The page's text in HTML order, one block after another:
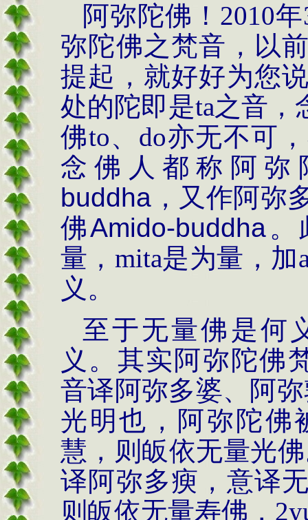
阿弥陀佛！ 2010年
弥陀佛之梵音，以
提起，就好好为您
处的陀即是ta之音，
佛to、 do亦无不可
念佛人都称阿
buddha ，又作阿弥
佛Amido-buddha
量， mita是为量，加
义。
至于无量佛是何
义。其实阿弥陀佛
音译阿弥多婆、阿
光明也， 阿弥陀佛
慧，则皈依无量光
译阿弥多瘐，意译
则皈依无量寿佛，